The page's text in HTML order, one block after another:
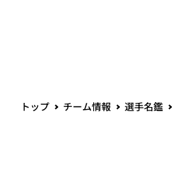
トップ チーム情報 選手名鑑